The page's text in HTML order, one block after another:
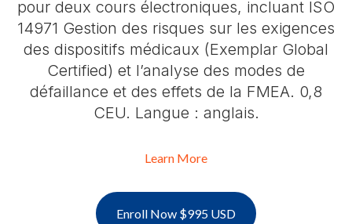
pour deux cours électroniques, incluant ISO
14971 Gestion des risques sur les exigences
des dispositifs médicaux (Exemplar Global
Certified) et l’analyse des modes de
défaillance et des effets de la FMEA. 0,8
CEU. Langue : anglais.
Learn More
Enroll Now $995 USD